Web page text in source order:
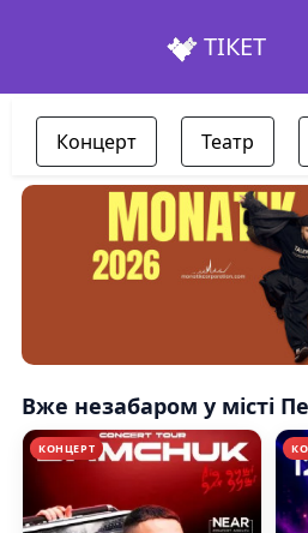
ТІКЕТ
Концерт Театр
Вже незабаром у місті
КОНЦЕРТ